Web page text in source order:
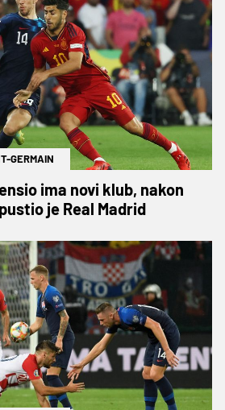
GERMAIN
ima novi klub, nakon
je Real Madrid